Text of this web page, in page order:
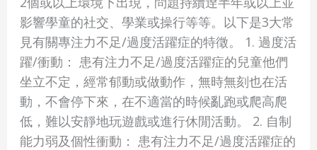
影響學童的社交、學業或操行等等。以下是3大常
見有關專注力不足/過度活躍症的特徵。 1. 過度活
躍/衝動： 患有注力不足/過度活躍症的兒童他們
坐立不定，經常郁動或做動作，無時無刻也在活
動，不會停下來，在不適當的時候亂跑或爬高爬
低，難以安靜地玩遊戲或進行休閒活動。 2. 自制
能力弱及個性衝動： 患有注力不足/過度活躍症的